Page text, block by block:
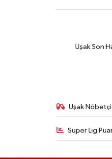
Uşak Son
Uşak
Süper Lig